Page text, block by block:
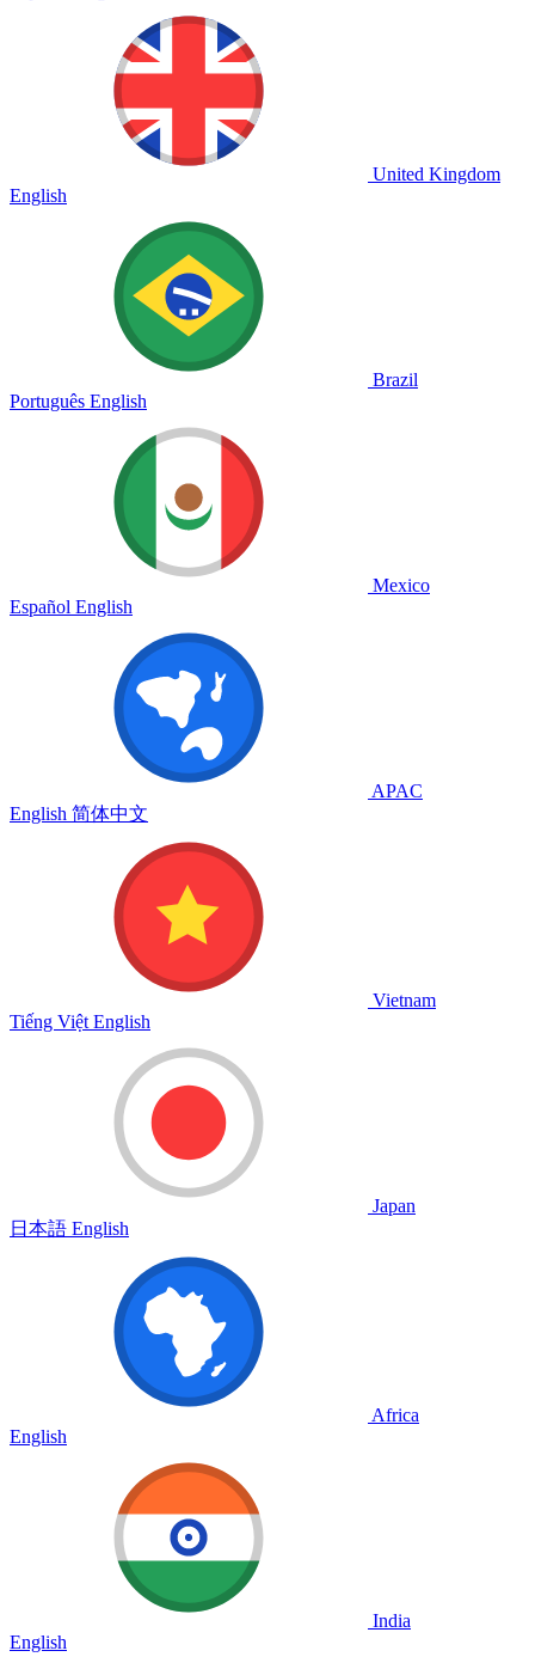
United Kingdom
English
Brazil
Português English
Mexico
Español English
APAC
English 简体中文
Vietnam
Tiếng Việt English
Japan
日本語 English
Africa
English
India
English